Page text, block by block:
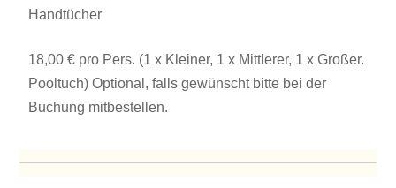
Handtücher
18,00 € pro Pers. (1 x Kleiner, 1 x Mittlerer, 1 x Großer.
Pooltuch) Optional, falls gewünscht bitte bei der
Buchung mitbestellen.